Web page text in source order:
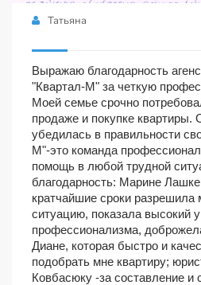
Татьяна
Выражаю благодарность
"Квартал-М" за четкую
Моей семье срочно
продаже и покупке
убедилась в правильности
М"-это команда
помощь в любой трудной
благодарность: Марине
кратчайшие сроки
ситуацию, показала высокий
профессионализма,
Диане, которая быстро и
подобрать мне квартиру;
Ковбасюку -за составление и